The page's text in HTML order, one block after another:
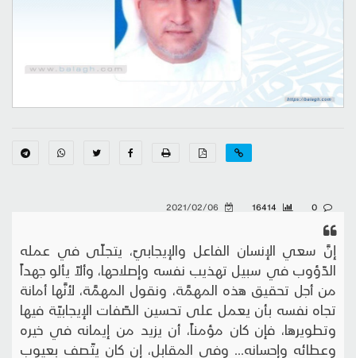
إنَّ سعي الإنسان الفاعل والإيجابيّ، يتجلّى في عمله
الدّؤوب في سبيل تهذيب نفسه وإصلاحها، وألاّ يألو جهداً
من أجل تحقيق هذه المهمَّة، ونقول المهمَّة، لأنَّها أمانة
تجاه نفسه بأن يعمل على تحسين الصّفات الإيجابيّة فيها
وتطويرها، فإن كان مؤمناً، أن يزيد من إيمانه في خيره
وعطائه وإحسانه... وفي المقابل، إن كان يتّصف بعيوبٍ